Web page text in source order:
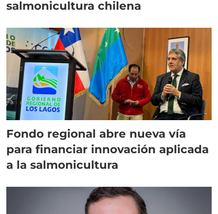
salmonicultura chilena
Fondo regional abre nueva vía
para financiar innovación aplicada
a la salmonicultura